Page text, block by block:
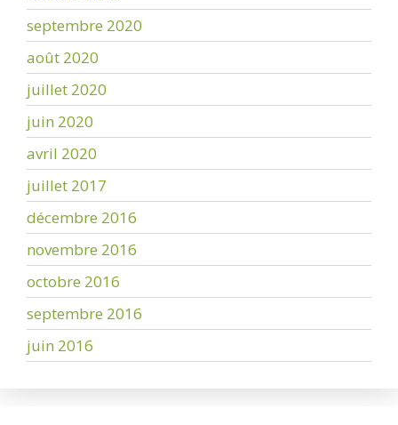
septembre 2020
août 2020
juillet 2020
juin 2020
avril 2020
juillet 2017
décembre 2016
novembre 2016
octobre 2016
septembre 2016
juin 2016